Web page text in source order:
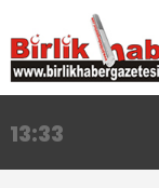
13:33
17:15